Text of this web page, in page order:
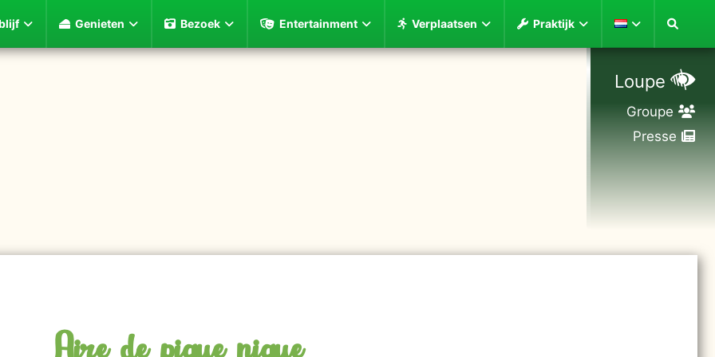
Genieten Bezoek Entertainment Verplaatsen Praktijk
Loupe
Groupe
Presse
Aire de pique nique